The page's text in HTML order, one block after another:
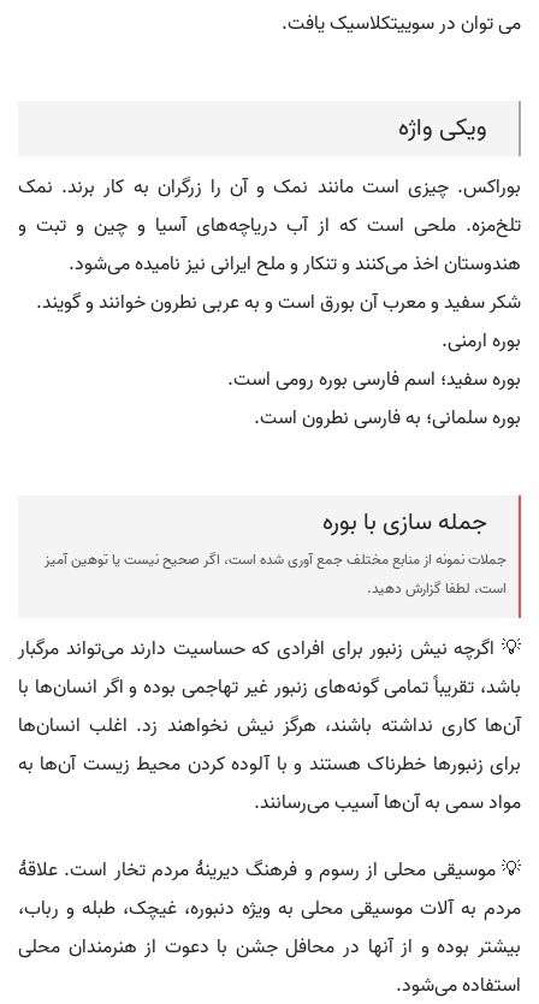
می توان در سوییتکلاسیک یافت.
ویکی واژه
بوراکس. چیزی است مانند نمک و آن را زرگران به کار برند. نمک
تلخ‌مزه. ملحی است که از آب دریاچه‌های آسیا و چین و تبت و
هندوستان اخذ می‌کنند و تنکار و ملح ایرانی نیز نامیده می‌شود.
شکر سفید و معرب آن بورق است و به عربی نطرون خوانند و گویند.
بوره ارمنی.
بوره سفید؛ اسم فارسی بوره رومی است.
بوره سلمانی؛ به فارسی نطرون است.
جمله سازی با بوره
جملات نمونه از منابع مختلف جمع آوری شده است، اگر صحیح نیست یا توهین آمیز
است، لطفا گزارش دهید.
💡 اگرچه نیش زنبور برای افرادی که حساسیت دارند می‌تواند مرگبار
باشد، تقریباً تمامی گونه‌های زنبور غیر تهاجمی بوده و اگر انسان‌ها با
آن‌ها کاری نداشته باشند، هرگز نیش نخواهند زد. اغلب انسان‌ها
برای زنبورها خطرناک هستند و با آلوده کردن محیط زیست آن‌ها به
مواد سمی به آن‌ها آسیب می‌رسانند.
💡 موسیقی محلی از رسوم و فرهنگ دیرینهٔ مردم تخار است. علاقهٔ
مردم به آلات موسیقی محلی به ویژه دنبوره، غیچک، طبله و رباب،
بیشتر بوده و از آنها در محافل جشن با دعوت از هنرمندان محلی
استفاده می‌شود.